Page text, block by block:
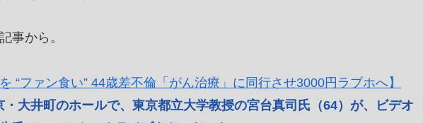
事から。
“ファン食い” 44歳差不倫「がん治療」に同行させ3000円ラブホへ】
大井町のホールで、東京都立大学教授の宮台真司氏（64）が、ビデオ